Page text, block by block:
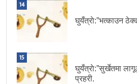
14
घुयँत्राे:”भत्काउन
15
घुयँत्राे:”सुर्खेतमा
प्रहरी.